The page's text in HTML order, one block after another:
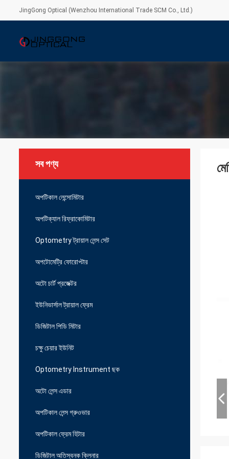
JingGong Optical (Wenzhou International Trade SCM Co., Ltd.)
সব পণ্য
অপটিকাল লেন্সোমিটার
অপটিক্যাল রিফ্রাকোমিটার
Optometry ট্রায়াল লেন্স সেট
অপটোমেট্রি ফোরোপ্টার
অটো চার্ট প্রজেক্টর
ইউনিভার্সাল ট্রায়াল ফ্রেম
ডিজিটাল পিডি মিটার
চক্ষু চেয়ার ইউনিট
Optometry Instrument ছক
অটো লেন্স এডার
অপটিকাল লেন্স গ্রুওভার
অপটিকাল ফ্রেম হিটার
ডিজিটাল অতিস্বনক ক্লিনার